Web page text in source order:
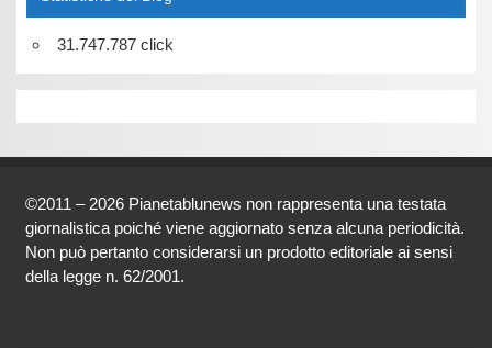
31.747.787 click
©2011 – 2026 Pianetablunews non rappresenta una testata
giornalistica poiché viene aggiornato senza alcuna periodicità.
Non può pertanto considerarsi un prodotto editoriale ai sensi
della legge n. 62/2001.